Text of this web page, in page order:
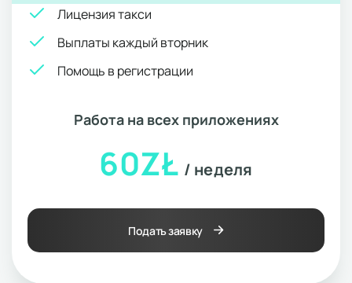
Лицензия такси
Выплаты каждый вторник
Помощь в регистрации
Работа на всех приложениях
60ZŁ / неделя
Подать заявку